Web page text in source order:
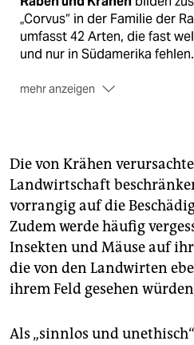
„Corvus“ in der Familie der
umfasst 42 Arten, die fast
und nur in Südamerika fehlen.
mehr anzeigen
Die von Krähen
Landwirtschaft
vorrangig auf die
Zudem werde häufig
Insekten und Mäuse auf
die von den Landwirten
ihrem Feld gesehen
Als „sinnlos und